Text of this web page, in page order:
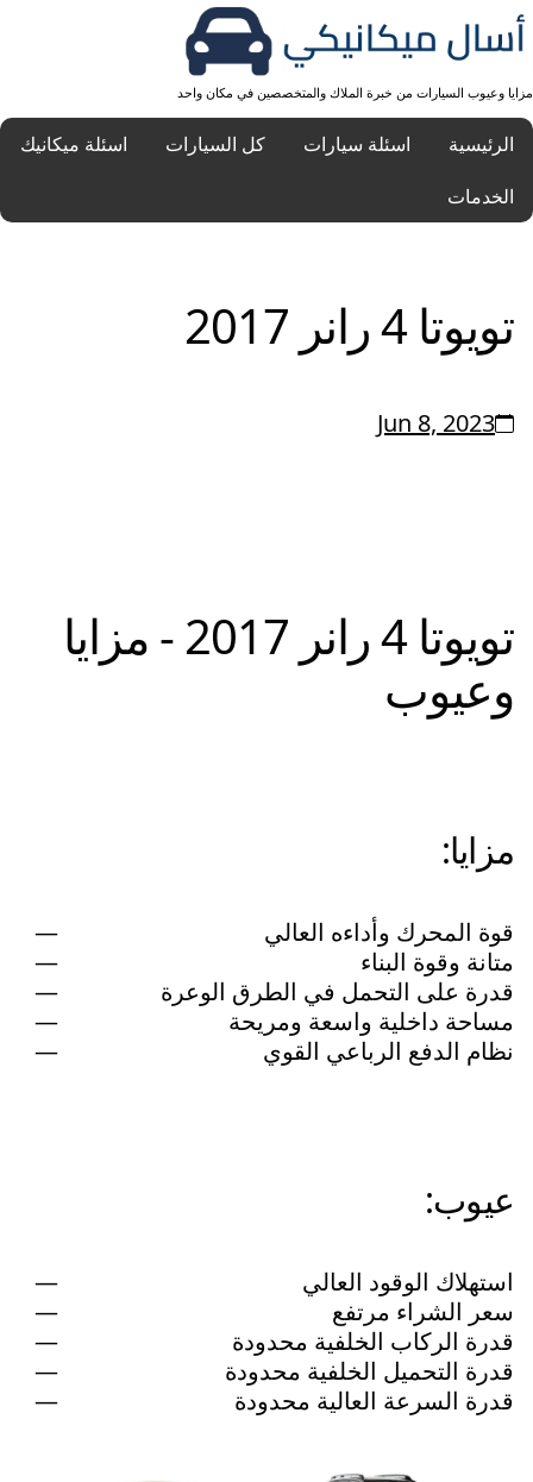
مزايا وعيوب السيارات من خبرة الملاك والمتخصصين في مكان واحد
الرئيسية اسئلة سيارات كل السيارات
اسئلة ميكانيك
الخدمات
تويوتا 4 رانر 2017
Jun 8, 2023
تويوتا 4 رانر 2017 - مزايا
وعيوب
مزايا:
قوة المحرك وأداءه العالي
متانة وقوة البناء
قدرة على التحمل في الطرق الوعرة
مساحة داخلية واسعة ومريحة
نظام الدفع الرباعي القوي
عيوب:
استهلاك الوقود العالي
سعر الشراء مرتفع
قدرة الركاب الخلفية محدودة
قدرة التحميل الخلفية محدودة
قدرة السرعة العالية محدودة